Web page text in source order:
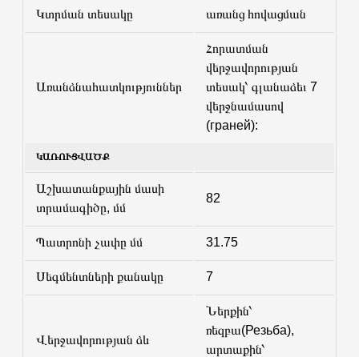
Կտրման տեսակը առանց հովացման
Առանձնահատկություններ
Հորատման
վերջավորության
տեսակ՝ գլանաձեւ 7
վերջնամասով
(граней):
ԿԱՌՈՒՑՎԱԾՔ
Աշխատանքային մասի
տրամագիծը, մմ
82
Պատրոնի չափը մմ 31.75
Սեգմենտների քանակը 7
Վերջավորության ձև
Ներքին՝
ռեզբա(Резьба),
արտաքին՝